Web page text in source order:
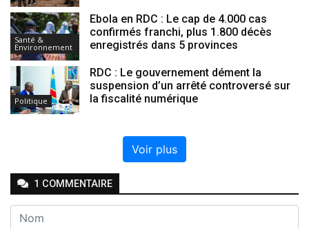
Santé &
Environnement
Ebola en RDC : Le cap de 4.000 cas
confirmés franchi, plus 1.800 décès
enregistrés dans 5 provinces
Politique
RDC : Le gouvernement dément la
suspension d’un arrêté controversé sur
la fiscalité numérique
Voir plus
1 COMMENTAIRE